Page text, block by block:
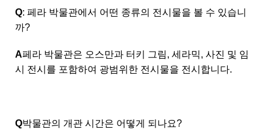
Q: 페라 박물관에서 어떤 종류의 전시물을 볼 수 있습니
까?
A페라 박물관은 오스만과 터키 그림, 세라믹, 사진 및 임
시 전시를 포함하여 광범위한 전시물을 전시합니다.
Q박물관의 개관 시간은 어떻게 되나요?